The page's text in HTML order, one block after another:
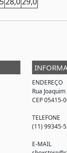
ENDEREÇO
Rua
CEP 05415-
TELEFONE
(11) 99345-
E-MAIL